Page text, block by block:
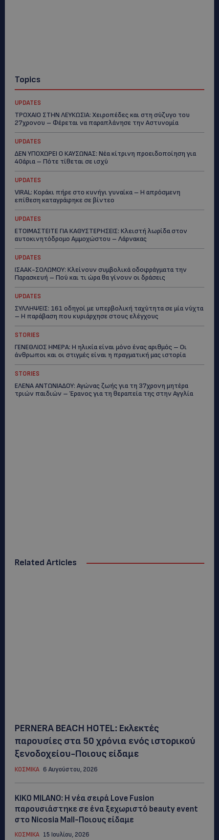
Topics
UPDATES
ΤΡΟΧΑΙΟ ΣΤΗΝ ΛΕΥΚΩΣΙΑ: Χειροπέδες και στη σύζυγο του
27χρονου – Φέρεται να παραπλάνησε την Αστυνομία
UPDATES
ΔΕΝ ΥΠΟΧΩΡΕΙ Ο ΚΑΥΣΩΝΑΣ: Νέα κίτρινη προειδοποίηση για
40άρια – Πότε τίθεται σε ισχύ
UPDATES
VIRAL: Κοράκι πήρε στο κυνήγι γυναίκα – Η απρόσμενη
επίθεση καταγράφηκε σε βίντεο
UPDATES
ΕΤΟΙΜΑΣΤΕΙΤΕ ΓΙΑ ΚΑΘΥΣΤΕΡΗΣΕΙΣ: Κλειστή λωρίδα στον
αυτοκινητόδρομο Αμμοχώστου – Λάρνακας
UPDATES
ΙΣΑΑΚ-ΣΟΛΩΜΟΥ: Κλείνουν συμβολικά οδοφράγματα την
Παρασκευή – Πού και τι ώρα θα γίνουν οι δράσεις
UPDATES
ΣΥΛΛΗΨΕΙΣ: 161 οδηγοί με υπερβολική ταχύτητα σε μία νύχτα
– Η παράβαση που κυριάρχησε στους ελέγχους
STORIES
ΓΕΝΕΘΛΙΟΣ ΗΜΕΡΑ: Η ηλικία είναι μόνο ένας αριθμός – Οι
άνθρωποι και οι στιγμές είναι η πραγματική μας ιστορία
STORIES
ΕΛΕΝΑ ΑΝΤΩΝΙΑΔΟΥ: Αγώνας ζωής για τη 37χρονη μητέρα
τριών παιδιών – Έρανος για τη θεραπεία της στην Αγγλία
Related Articles
PERNERA BEACH HOTEL: Εκλεκτές
παρουσίες στα 50 χρόνια ενός ιστορικού
ξενοδοχείου-Ποιους είδαμε
ΚΟΣΜΙΚΑ 6 Αυγούστου, 2026
KIKO MILANO: Η νέα σειρά Love Fusion
παρουσιάστηκε σε ένα ξεχωριστό beauty event
στο Nicosia Mall-Ποιους είδαμε
ΚΟΣΜΙΚΑ 15 Ιουλίου, 2026